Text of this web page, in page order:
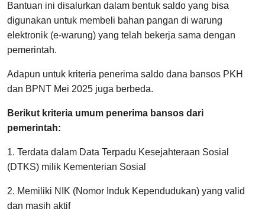
Bantuan ini disalurkan dalam bentuk saldo yang bisa
digunakan untuk membeli bahan pangan di warung
elektronik (e-warung) yang telah bekerja sama dengan
pemerintah.
Adapun untuk kriteria penerima saldo dana bansos PKH
dan BPNT Mei 2025 juga berbeda.
Berikut kriteria umum penerima bansos dari
pemerintah:
1. Terdata dalam Data Terpadu Kesejahteraan Sosial
(DTKS) milik Kementerian Sosial
2. Memiliki NIK (Nomor Induk Kependudukan) yang valid
dan masih aktif